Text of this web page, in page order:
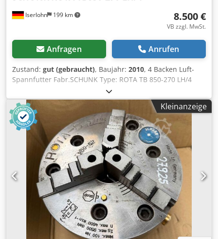
Iserlohn 199 km 8.500 €
VB zzgl. MwSt.
Anfragen Anrufen
Zustand: gut (gebraucht), Baujahr: 2010, 4 Backen Luft-
Spannfutter Fabr.SCHUNK Type: ROTA TB 850-270 LH/4
Bj.2010 mit Steuereinheit . Futter Durchmesser 850 mm
Bohrung 270 mm Dkodpoubbx Hsfx Agfer Backen sind
Einzel Verstellbar mit Viele Weiche Backen im Gutem
zustand .
Kleinanzeige